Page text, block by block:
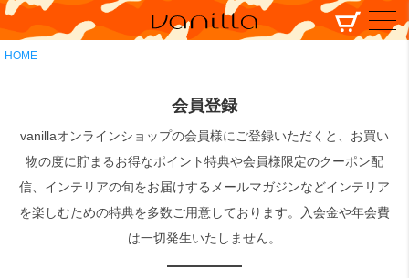
HOME
会員登録
vanillaオンラインショップの会員様にご登録いただくと、お買い
物の度に貯まるお得なポイント特典や会員様限定のクーポン配
信、インテリアの旬をお届けするメールマガジンなどインテリア
を楽しむための特典を多数ご用意しております。入会金や年会費
は一切発生いたしません。